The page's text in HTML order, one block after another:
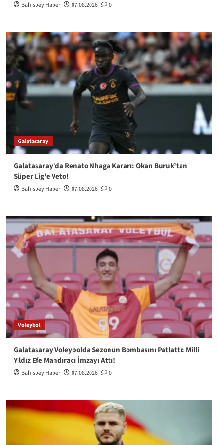
Bahisbey Haber 07.08.2026 0
Galatasaray
Galatasaray’da Renato Nhaga Kararı: Okan Buruk’tan
Süper Lig’e Veto!
Bahisbey Haber 07.08.2026 0
Voleybol
Galatasaray Voleybolda Sezonun Bombasını Patlattı: Milli
Yıldız Efe Mandıracı İmzayı Attı!
Bahisbey Haber 07.08.2026 0